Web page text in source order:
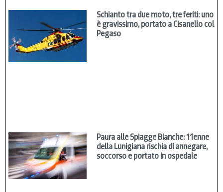
Schianto tra due moto, tre feriti: uno
è gravissimo, portato a Cisanello col
Pegaso
Paura alle Spiagge Bianche: 11enne
della Lunigiana rischia di annegare,
soccorso e portato in ospedale